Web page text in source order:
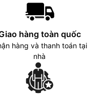
hàng toàn quốc
hàng và thanh toán tại
nhà